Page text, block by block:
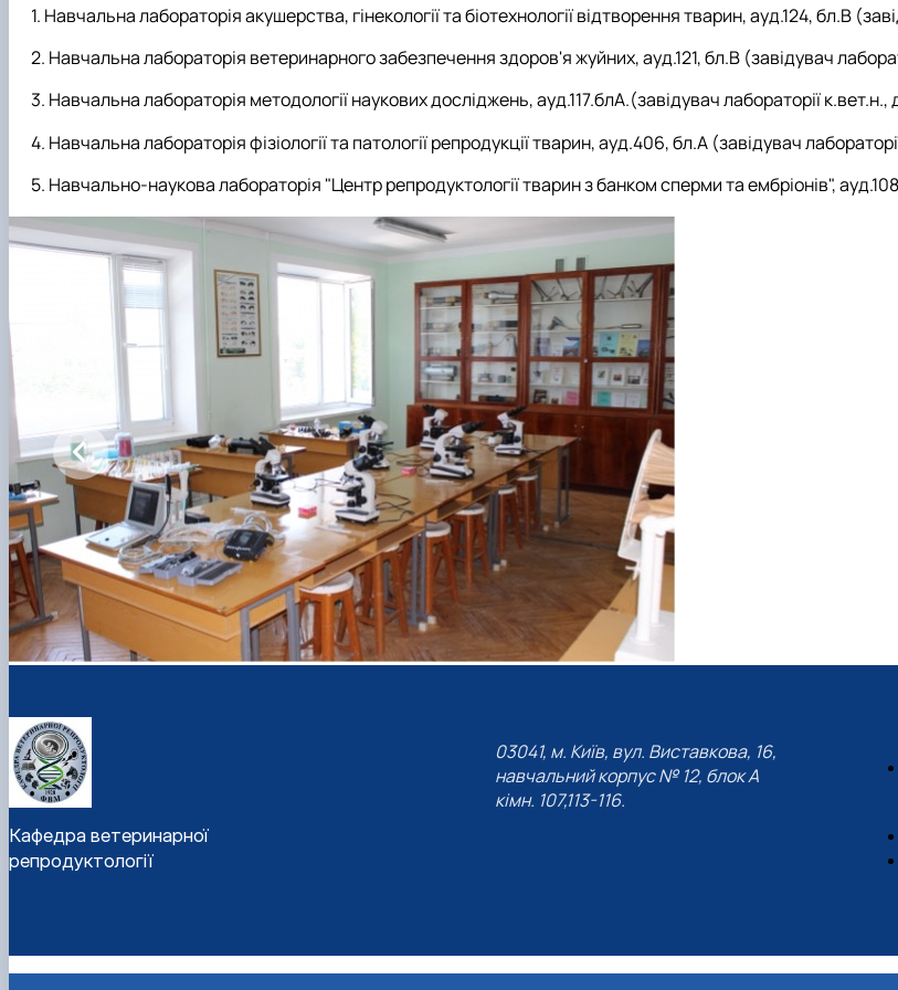
Навчальна лабораторія акушерства, гінекології та біотехнології відтворення тварин, ауд.124, бл.В
Навчальна лабораторія ветеринарного забезпечення здоров'я жуйних, ауд.121, бл.В (завідувач
Навчальна лабораторія методології наукових досліджень, ауд.117.блА.(завідувач лабораторії к.вет.н.,
Навчальна лабораторія фізіології та патології репродукції тварин, ауд.406, бл.А (завідувач
Навчально-наукова лабораторія "Центр репродуктології тварин з банком сперми та ембріонів",
Кафедра ветеринарної
репродуктології
03041, м. Київ, вул. Виставкова, 16,
навчальний корпус № 12, блок А
кімн. 107,113-116.